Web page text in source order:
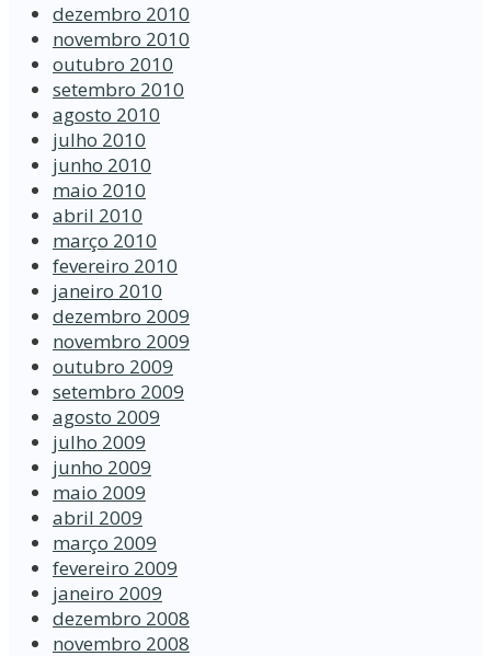
dezembro 2010
novembro 2010
outubro 2010
setembro 2010
agosto 2010
julho 2010
junho 2010
maio 2010
abril 2010
março 2010
fevereiro 2010
janeiro 2010
dezembro 2009
novembro 2009
outubro 2009
setembro 2009
agosto 2009
julho 2009
junho 2009
maio 2009
abril 2009
março 2009
fevereiro 2009
janeiro 2009
dezembro 2008
novembro 2008